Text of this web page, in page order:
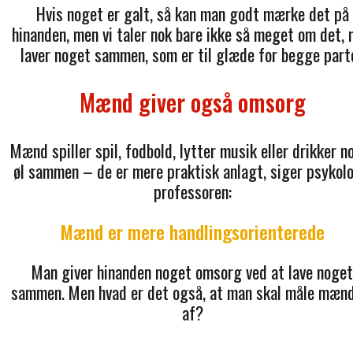
Hvis noget er galt, så kan man godt mærke det på
hinanden, men vi taler nok bare ikke så meget om det,
laver noget sammen, som er til glæde for begge
Mænd giver også omsorg
Mænd spiller spil, fodbold, lytter musik eller drikker
øl sammen – de er mere praktisk anlagt, siger
professoren:
Mænd er mere handlingsorienterede
Man giver hinanden noget omsorg ved at lave noget
sammen. Men hvad er det også, at man skal måle
af?